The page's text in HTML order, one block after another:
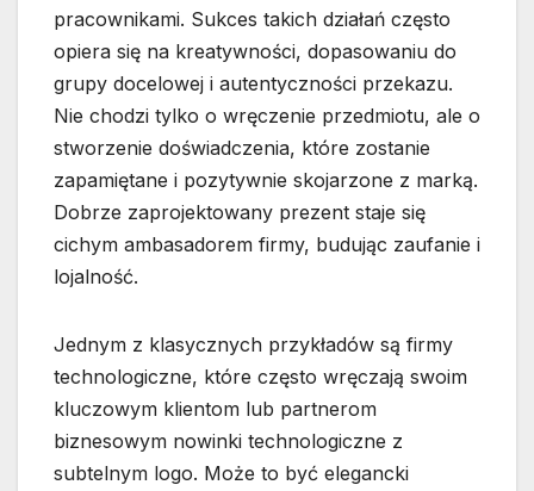
pracownikami. Sukces takich działań często
opiera się na kreatywności, dopasowaniu do
grupy docelowej i autentyczności przekazu.
Nie chodzi tylko o wręczenie przedmiotu, ale o
stworzenie doświadczenia, które zostanie
zapamiętane i pozytywnie skojarzone z marką.
Dobrze zaprojektowany prezent staje się
cichym ambasadorem firmy, budując zaufanie i
lojalność.
Jednym z klasycznych przykładów są firmy
technologiczne, które często wręczają swoim
kluczowym klientom lub partnerom
biznesowym nowinki technologiczne z
subtelnym logo. Może to być elegancki